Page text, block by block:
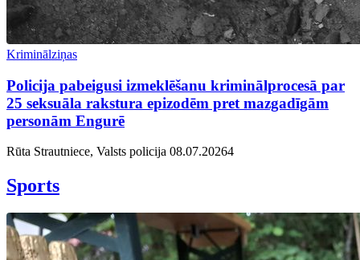
Kriminālziņas
Policija pabeigusi izmeklēšanu kriminālprocesā par
25 seksuāla rakstura epizodēm pret mazgadīgām
personām Engurē
Rūta Strautniece, Valsts policija 08.07.20264
Sports